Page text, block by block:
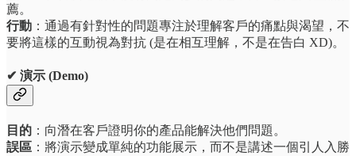
薦。
行動 ：通過有針對性的問題專注於理解客戶的痛點與渴望，不
要將這樣的互動視為對抗 (是在相互理解，不是在告白 XD)。
✔ 演示 (Demo)
目的 ：向潛在客戶證明你的產品能解決他們問題。
誤區 ：將演示變成單純的功能展示，而不是講述一個引人入勝